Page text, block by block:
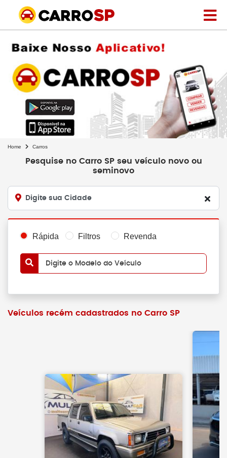
Home Carros
Pesquise no Carro SP seu veículo novo ou
seminovo
Digite sua Cidade
Rápida Filtros Revenda
Digite o Modelo do Veículo
Veículos recém cadastrados no Carro SP